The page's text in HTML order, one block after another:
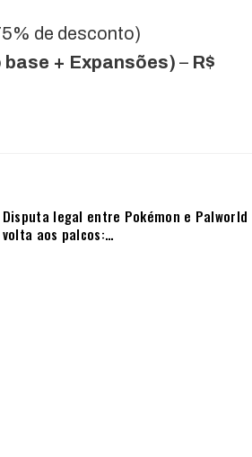
de desconto)
base + Expansões) – R$
Disputa legal entre Pokémon e Palworld
volta aos palcos:…